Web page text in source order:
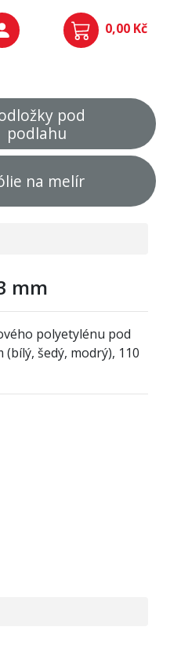
0,00 Kč
pod
podlahu
na melír
mm
polyetylénu pod
šedý, modrý), 110